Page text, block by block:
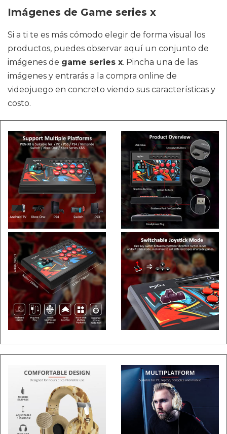
Imágenes de Game series x
Si a ti te es más cómodo elegir de forma visual los
productos, puedes observar aquí un conjunto de
imágenes de game series x. Pincha una de las
imágenes y entrarás a la compra online de
videojuego en concreto viendo sus características y
costo.